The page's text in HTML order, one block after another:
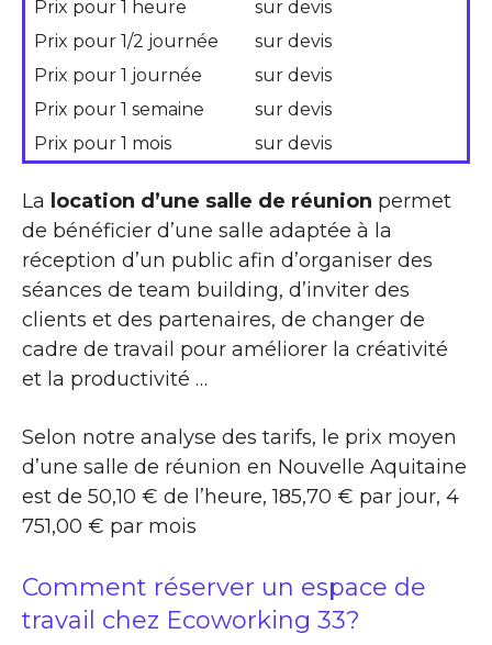
Prix pour 1 heure
sur devis
Prix pour 1/2 journée
sur devis
Prix pour 1 journée
sur devis
Prix pour 1 semaine
sur devis
Prix pour 1 mois
sur devis
La location d’une salle de réunion permet
de bénéficier d’une salle adaptée à la
réception d’un public afin d’organiser des
séances de team building, d’inviter des
clients et des partenaires, de changer de
cadre de travail pour améliorer la créativité
et la productivité …
Selon notre analyse des tarifs, le prix moyen
d’une salle de réunion en Nouvelle Aquitaine
est de 50,10 € de l’heure, 185,70 € par jour, 4
751,00 € par mois
Comment réserver un espace de
travail chez Ecoworking 33?